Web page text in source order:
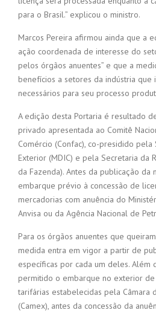
para o Brasil.” explicou o ministro.
Marcos Pereira afirmou ainda que a
ação coordenada de interesse do
pelos órgãos anuentes” e que a
benefícios a setores da indústria que
necessários para seu processo
A edição desta Portaria é resultado
privado apresentada ao Comitê
Comércio (Confac), co-presidido
Exterior (MDIC) e pela Secretaria da
da Fazenda). Antes da publicação da
embarque prévio à concessão de
mercadorias com anuência do
Anvisa ou da Agência Nacional de
Para os órgãos anuentes que
medida entra em vigor a partir de
específicas por cada um deles. Além
permitido o embarque no exterior de
tarifárias estabelecidas pela Câmara
(Camex), antes da concessão da